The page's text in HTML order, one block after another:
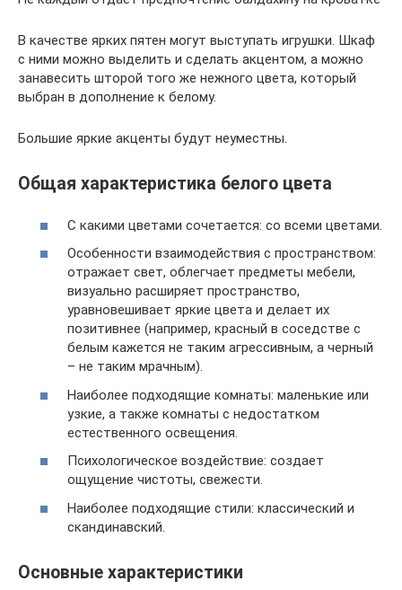
В качестве ярких пятен могут выступать игрушки. Шкаф
с ними можно выделить и сделать акцентом, а можно
занавесить шторой того же нежного цвета, который
выбран в дополнение к белому.
Большие яркие акценты будут неуместны.
Общая характеристика белого цвета
С какими цветами сочетается: со всеми цветами.
Особенности взаимодействия с пространством:
отражает свет, облегчает предметы мебели,
визуально расширяет пространство,
уравновешивает яркие цвета и делает их
позитивнее (например, красный в соседстве с
белым кажется не таким агрессивным, а черный
– не таким мрачным).
Наиболее подходящие комнаты: маленькие или
узкие, а также комнаты с недостатком
естественного освещения.
Психологическое воздействие: создает
ощущение чистоты, свежести.
Наиболее подходящие стили: классический и
скандинавский.
Основные характеристики